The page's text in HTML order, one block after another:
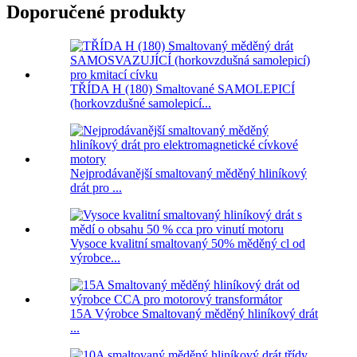
Doporučené produkty
TŘÍDA H (180) Smaltované SAMOLEPICÍ
(horkovzdušné samolepicí...
Nejprodávanější smaltovaný měděný hliníkový
drát pro ...
Vysoce kvalitní smaltovaný 50% měděný cl od
výrobce...
15A Výrobce Smaltovaný měděný hliníkový drát
...